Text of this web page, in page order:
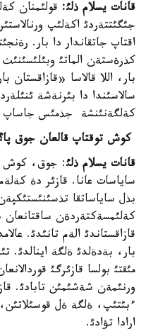
قانات يسلام ذلئ: قولئمنان
جئگئتتةردئ اكةلئپ
اقتاپ جاتقاندار دا بار.
كذرةستةن الماتئ وبئلئسئنئث
بار، اللا قالاسا
سالاسئندا دا بئرنةشة
كةلگةنئنشة جذمئس جاساپ
كوش توقتاپ قالعان جوق
قانات يسلام ذلئ: جوق، كوش
ساياسات عانا. قازئر دة
بذل ساياساتقا
كةلئمسةكتةردةن ساقتانعان
قازاقستاندئ الةم تانئدئ.
بار، بةدةلدئ ةلگة اينالدئ.
مئقتئ بولسا قازئرگئ
ورنئمةن شةشئمئن تابادئ.
ءبئتئپ، ةلگة ةل
ارادا تؤادئ.